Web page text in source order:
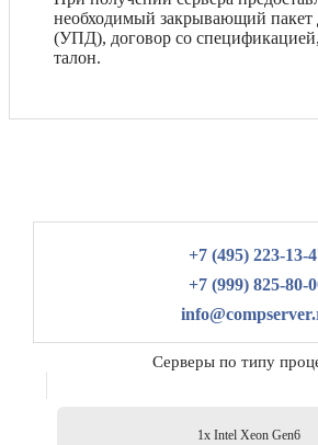
необходимый закрывающий пакет
(УПД), договор со
талон.
+7 (495) 223-13-
+7 (999) 825-80-
Серверы по типу
1x Intel Xeon Gen6